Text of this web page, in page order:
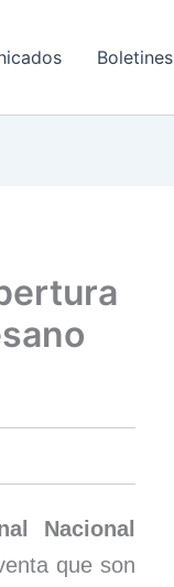
Boletines
Nacional
que son